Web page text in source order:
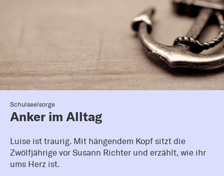
Schulseelsorge
Anker im Alltag
Luise ist traurig. Mit hängendem Kopf sitzt die
Zwölfjährige vor Susann Richter und erzählt, wie ihr
ums Herz ist.